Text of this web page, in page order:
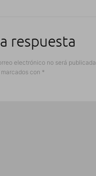
respuesta
electrónico no será publicada.
con *